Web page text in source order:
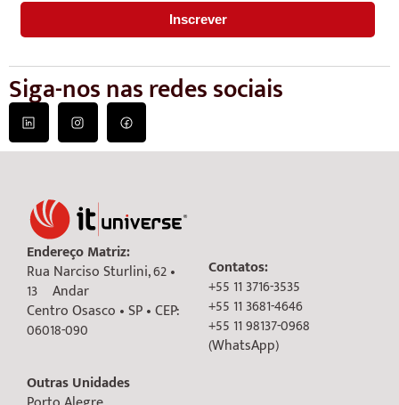
Siga-nos nas redes sociais
Endereço Matriz:
Rua Narciso Sturlini, 62 •
13º Andar
Centro Osasco • SP • CEP:
06018-090
Outras Unidades
Contatos:
+55 11 3716-3535
+55 11 3681-4646
+55 11 98137-0968
(WhatsApp)